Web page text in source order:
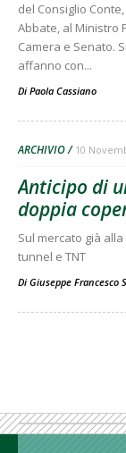
del Consiglio
Abbate, al Ministro
Camera e Senato.
affanno con...
Di Paola Cassiano
ARCHIVIO 10
Anticipo di
doppia
Sul mercato già
tunnel e TNT
Di Giuseppe Francesco